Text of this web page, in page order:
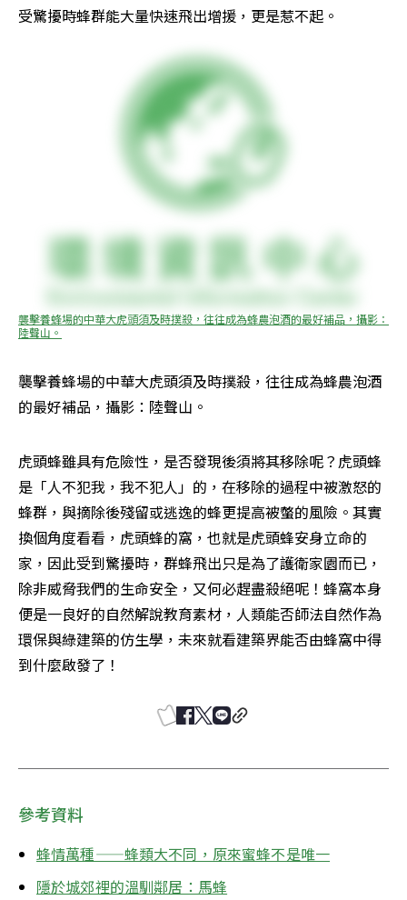
受驚擾時蜂群能大量快速飛出增援，更是惹不起。
襲擊養蜂場的中華大虎頭須及時撲殺，往往成為蜂農泡酒的最好補品，攝影：
陸聲山。
襲擊養蜂場的中華大虎頭須及時撲殺，往往成為蜂農泡酒
的最好補品，攝影：陸聲山。
虎頭蜂雖具有危險性，是否發現後須將其移除呢？虎頭蜂
是「人不犯我，我不犯人」的，在移除的過程中被激怒的
蜂群，與摘除後殘留或逃逸的蜂更提高被螫的風險。其實
換個角度看看，虎頭蜂的窩，也就是虎頭蜂安身立命的
家，因此受到驚擾時，群蜂飛出只是為了護衛家園而已，
除非威脅我們的生命安全，又何必趕盡殺絕呢！蜂窩本身
便是一良好的自然解說教育素材，人類能否師法自然作為
環保與綠建築的仿生學，未來就看建築界能否由蜂窩中得
到什麼啟發了！
參考資料
蜂情萬種­­——蜂類大不同，原來蜜蜂不是唯一
隱於城郊裡的溫馴鄰居：馬蜂